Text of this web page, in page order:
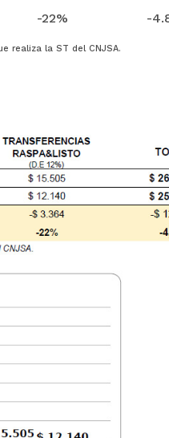
-22% -
realiza la ST del CNJSA.